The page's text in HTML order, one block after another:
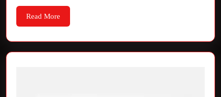
Internet
Read More
More